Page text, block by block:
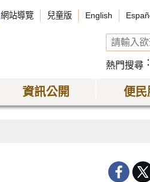
網站導覽 兒童版 English
熱門搜尋
資訊公開 便民